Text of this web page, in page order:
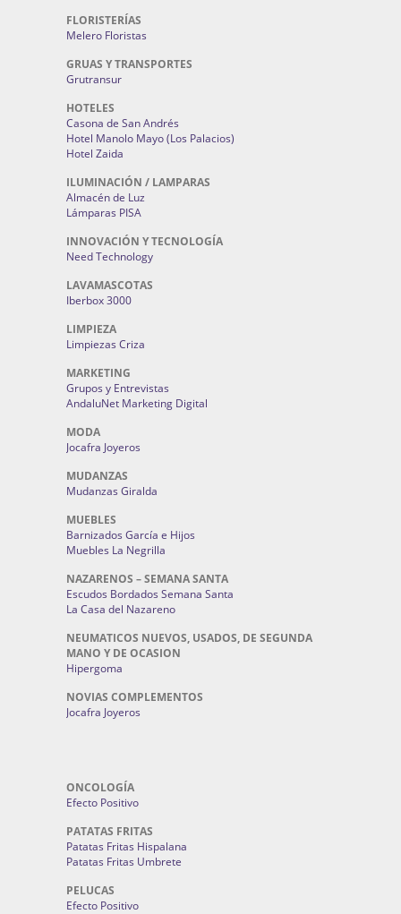
FLORISTERÍAS
Melero Floristas
GRUAS Y TRANSPORTES
Grutransur
HOTELES
Casona de San Andrés
Hotel Manolo Mayo (Los Palacios)
Hotel Zaida
ILUMINACIÓN / LAMPARAS
Almacén de Luz
Lámparas PISA
INNOVACIÓN Y TECNOLOGÍA
Need Technology
LAVAMASCOTAS
Iberbox 3000
LIMPIEZA
Limpiezas Criza
MARKETING
Grupos y Entrevistas
AndaluNet Marketing Digital
MODA
Jocafra Joyeros
MUDANZAS
Mudanzas Giralda
MUEBLES
Barnizados García e Hijos
Muebles La Negrilla
NAZARENOS – SEMANA SANTA
Escudos Bordados Semana Santa
La Casa del Nazareno
NEUMATICOS NUEVOS, USADOS, DE SEGUNDA
MANO Y DE OCASION
Hipergoma
NOVIAS COMPLEMENTOS
Jocafra Joyeros
ONCOLOGÍA
Efecto Positivo
PATATAS FRITAS
Patatas Fritas Hispalana
Patatas Fritas Umbrete
PELUCAS
Efecto Positivo